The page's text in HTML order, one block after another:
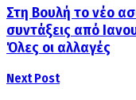
Στη Βουλή το νέο
συντάξεις από
Όλες οι αλλαγές
Next Post